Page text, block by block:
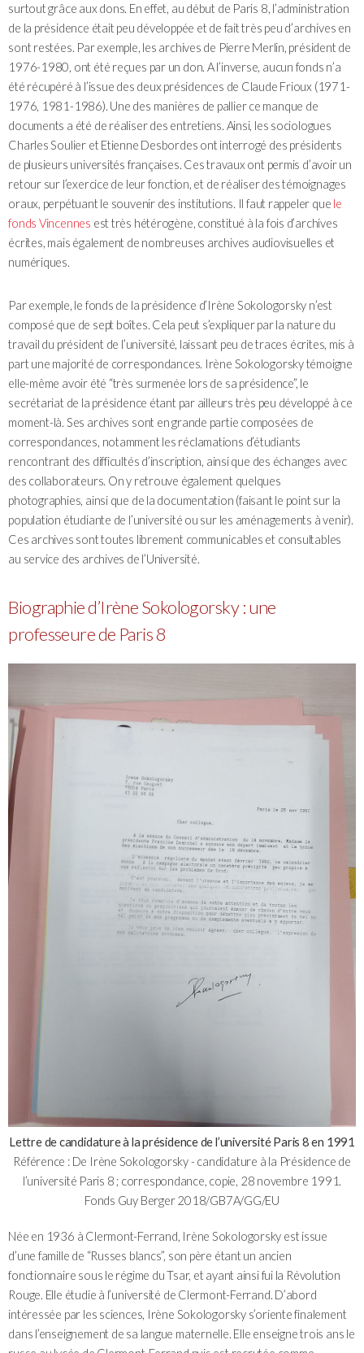
surtout grâce aux dons. En effet, au début de Paris 8, l’administration
de la présidence était peu développée et de fait très peu d’archives en
sont restées. Par exemple, les archives de Pierre Merlin, président de
1976-1980, ont été reçues par un don. A l’inverse, aucun fonds n’a
été récupéré à l’issue des deux présidences de Claude Frioux (1971-
1976, 1981-1986). Une des manières de pallier ce manque de
documents a été de réaliser des entretiens. Ainsi, les sociologues
Charles Soulier et Etienne Desbordes ont interrogé des présidents
de plusieurs universités françaises. Ces travaux ont permis d’avoir un
retour sur l’exercice de leur fonction, et de réaliser des témoignages
oraux, perpétuant le souvenir des institutions. Il faut rappeler que le
fonds Vincennes est très hétérogène, constitué à la fois d’archives
écrites, mais également de nombreuses archives audiovisuelles et
numériques.
Par exemple, le fonds de la présidence d’Irène Sokologorsky n’est
composé que de sept boîtes. Cela peut s’expliquer par la nature du
travail du président de l’université, laissant peu de traces écrites, mis à
part une majorité de correspondances. Irène Sokologorsky témoigne
elle-même avoir été “très surmenée lors de sa présidence”, le
secrétariat de la présidence étant par ailleurs très peu développé à ce
moment-là. Ses archives sont en grande partie composées de
correspondances, notamment les réclamations d’étudiants
rencontrant des difficultés d’inscription, ainsi que des échanges avec
des collaborateurs. On y retrouve également quelques
photographies, ainsi que de la documentation (faisant le point sur la
population étudiante de l’université ou sur les aménagements à venir).
Ces archives sont toutes librement communicables et consultables
au service des archives de l’Université.
Biographie d’Irène Sokologorsky : une
professeure de Paris 8
Lettre de candidature à la présidence de l’université Paris 8 en 1991
Référence : De Irène Sokologorsky - candidature à la Présidence de
l’université Paris 8 ; correspondance, copie, 28 novembre 1991.
Fonds Guy Berger 2018/GB7A/GG/EU
Née en 1936 à Clermont-Ferrand, Irène Sokologorsky est issue
d’une famille de “Russes blancs”, son père étant un ancien
fonctionnaire sous le régime du Tsar, et ayant ainsi fui la Révolution
Rouge. Elle étudie à l’université de Clermont-Ferrand. D’abord
intéressée par les sciences, Irène Sokologorsky s’oriente finalement
dans l’enseignement de sa langue maternelle. Elle enseigne trois ans le